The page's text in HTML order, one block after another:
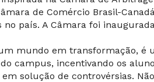
de Comércio Brasil-Canadá
país. A Câmara foi
mundo em transformação, é
campus, incentivando os
solução de controvérsias.